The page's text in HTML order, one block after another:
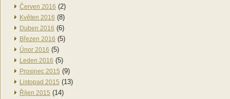
Červen 2016 (2)
Květen 2016 (8)
Duben 2016 (6)
Březen 2016 (5)
Únor 2016 (5)
Leden 2016 (5)
Prosinec 2015 (9)
Listopad 2015 (13)
Říjen 2015 (14)